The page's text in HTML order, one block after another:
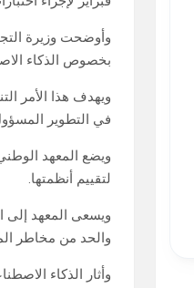
وأوضحت وزيرة
بخصوص الذكاء
ويهدف هذا الأمر
في التطوير
ويضع المعهد الوطني
لتقييم أنظمتها.
ويسعى المعهد إلى
والحد من مخاطر
وأثار الذكاء